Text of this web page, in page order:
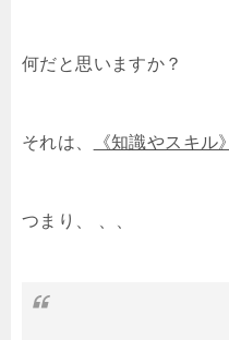
何だと思いますか？
それは、 《知識やスキル》
つまり、 、、